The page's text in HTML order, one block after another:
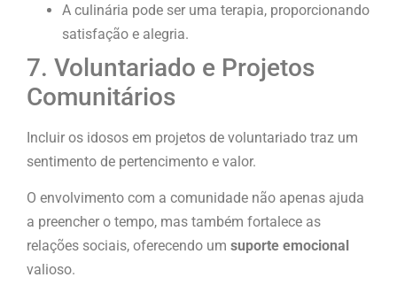
A culinária pode ser uma terapia, proporcionando
satisfação e alegria.
7. Voluntariado e Projetos
Comunitários
Incluir os idosos em projetos de voluntariado traz um
sentimento de pertencimento e valor.
O envolvimento com a comunidade não apenas ajuda
a preencher o tempo, mas também fortalece as
relações sociais, oferecendo um suporte emocional
valioso.